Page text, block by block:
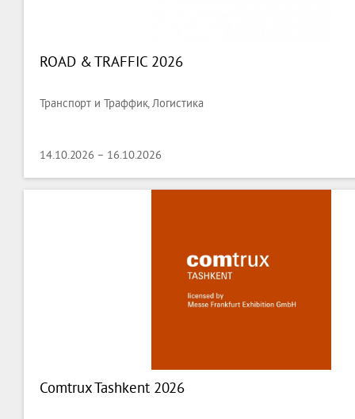
ROAD & TRAFFIC 2026
Транспорт и Траффик, Логистика
14.10.2026 – 16.10.2026
Comtrux Tashkent 2026